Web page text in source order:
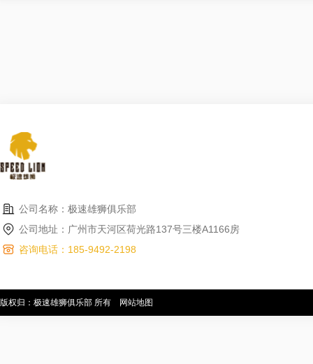
公司名称：极速雄狮俱乐部
公司地址：广州市天河区荷光路137号三楼A1166房
咨询电话：185-9492-2198
版权归：极速雄狮俱乐部 所有 网站地图